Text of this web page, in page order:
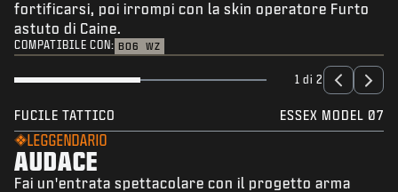
fortificarsi, poi irrompi con la skin operatore Furto
astuto di Caine.
COMPATIBILE CON: BO6 WZ
1 di 2
FUCILE TATTICO ESSEX MODEL 07
LEGGENDARIO
AUDACE
Fai un'entrata spettacolare con il progetto arma